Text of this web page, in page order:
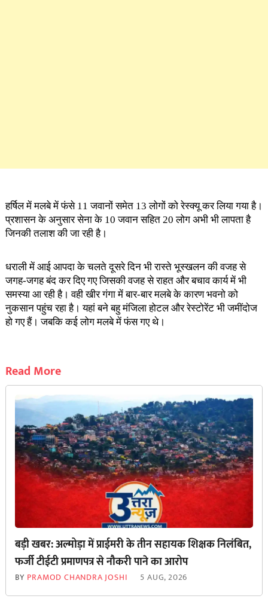
हर्षिल में मलबे में फंसे 11 जवानों समेत 13 लोगों को रेस्क्यू कर लिया गया है।
प्रशासन के अनुसार सेना के 10 जवान सहित 20 लोग अभी भी लापता है
जिनकी तलाश की जा रही है।
धराली में आई आपदा के चलते दूसरे दिन भी रास्ते भूस्खलन की वजह से
जगह-जगह बंद कर दिए गए जिसकी वजह से राहत और बचाव कार्य में भी
समस्या आ रही है। वही खीर गंगा में बार-बार मलबे के कारण भवनो को
नुकसान पहुंच रहा है। यहां बने बहु मंजिला होटल और रेस्टोरेंट भी जमींदोज
हो गए हैं। जबकि कई लोग मलबे में फंस गए थे।
Read More
बड़ी खबर: अल्मोड़ा में प्राईमरी के तीन सहायक शिक्षक निलंबित,
फर्जी टीईटी प्रमाणपत्र से नौकरी पाने का आरोप
BY PRAMOD CHANDRA JOSHI 5 AUG, 2026